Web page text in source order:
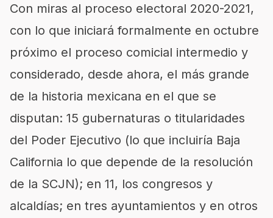
Con miras al proceso electoral 2020-2021,
con lo que iniciará formalmente en octubre
próximo el proceso comicial intermedio y
considerado, desde ahora, el más grande
de la historia mexicana en el que se
disputan: 15 gubernaturas o titularidades
del Poder Ejecutivo (lo que incluiría Baja
California lo que depende de la resolución
de la SCJN); en 11, los congresos y
alcaldías; en tres ayuntamientos y en otros